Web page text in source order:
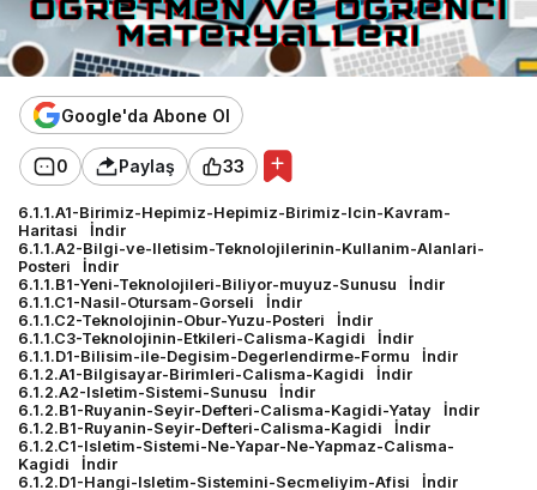
Google'da Abone Ol
0 Paylaş 33
6.1.1.A1-Birimiz-Hepimiz-Hepimiz-Birimiz-Icin-Kavram-
Haritasi
İndir
6.1.1.A2-Bilgi-ve-Iletisim-Teknolojilerinin-Kullanim-Alanlari-
Posteri
İndir
6.1.1.B1-Yeni-Teknolojileri-Biliyor-muyuz-Sunusu
İndir
6.1.1.C1-Nasil-Otursam-Gorseli
İndir
6.1.1.C2-Teknolojinin-Obur-Yuzu-Posteri
İndir
6.1.1.C3-Teknolojinin-Etkileri-Calisma-Kagidi
İndir
6.1.1.D1-Bilisim-ile-Degisim-Degerlendirme-Formu
İndir
6.1.2.A1-Bilgisayar-Birimleri-Calisma-Kagidi
İndir
6.1.2.A2-Isletim-Sistemi-Sunusu
İndir
6.1.2.B1-Ruyanin-Seyir-Defteri-Calisma-Kagidi-Yatay
İndir
6.1.2.B1-Ruyanin-Seyir-Defteri-Calisma-Kagidi
İndir
6.1.2.C1-Isletim-Sistemi-Ne-Yapar-Ne-Yapmaz-Calisma-
Kagidi
İndir
6.1.2.D1-Hangi-Isletim-Sistemini-Secmeliyim-Afisi
İndir